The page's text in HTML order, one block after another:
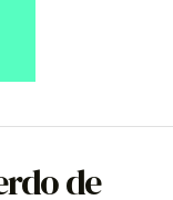
de